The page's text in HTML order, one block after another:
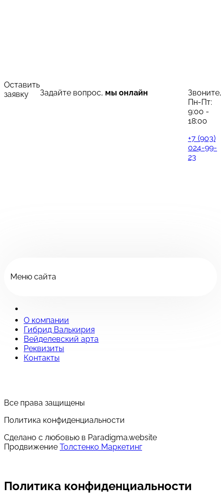
Оставить
заявку
Задайте вопрос, мы онлайн
Звоните,
Пн-Пт:
9:00 -
18:00
+7 (903)
024-99-
23
Меню сайта
О компании
Гибрид Валькирия
Вейделевский арта
Реквизиты
Контакты
Все права защищены
Политика конфиденциальности
Сделано с любовью в Paradigma.website
Продвижение Толстенко Маркетинг
Политика конфиденциальности